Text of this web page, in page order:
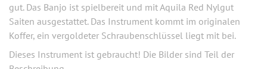
gut. Das Banjo ist spielbereit und mit Aquila Red Nylgut
Saiten ausgestattet. Das Instrument kommt im originalen
Koffer, ein vergoldeter Schraubenschlüssel liegt mit bei.
Dieses Instrument ist gebraucht! Die Bilder sind Teil der